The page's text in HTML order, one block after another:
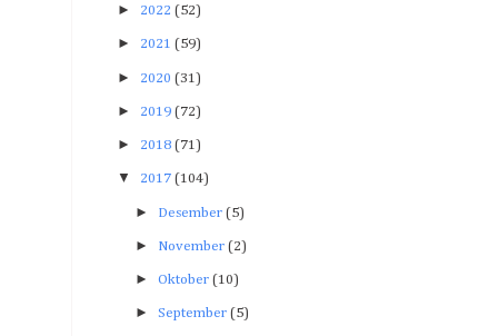
► 2022 (52)
► 2021 (59)
► 2020 (31)
► 2019 (72)
► 2018 (71)
▼ 2017 (104)
► Desember (5)
► November (2)
► Oktober (10)
► September (5)